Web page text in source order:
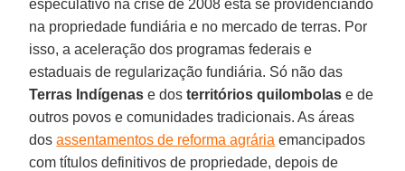
especulativo na crise de 2008 está se providenciando
na propriedade fundiária e no mercado de terras. Por
isso, a aceleração dos programas federais e
estaduais de regularização fundiária. Só não das
Terras Indígenas e dosterritórios quilombolas e de
outros povos e comunidades tradicionais. As áreas
dosassentamentos de reforma agrária emancipados
com títulos definitivos de propriedade, depois de